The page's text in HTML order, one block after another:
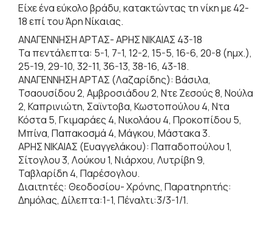
Είχε ένα εύκολο βράδυ, κατακτώντας τη νίκη με 42-
18 επί του Άρη Νίκαιας.
ΑΝΑΓΕΝΝΗΣΗ ΑΡΤΑΣ- ΑΡΗΣ ΝΙΚΑΙΑΣ 43-18
Τα πεντάλεπτα: 5-1, 7-1, 12-2, 15-5, 16-6, 20-8 (ημχ.),
25-19, 29-10, 32-11, 36-13, 38-16, 43-18.
ΑΝΑΓΕΝΝΗΣΗ ΑΡΤΑΣ (Λαζαρίδης): Βάσιλα,
Τσαουσίδου 2, Αμβροσιάδου 2, Ντε Ζεσούς 8, Νούλα
2, Καπρινιώτη, Σαϊντοβα, Κωστοπούλου 4, Ντα
Κόστα 5, Γκιμαράες 4, Νικολάου 4, Προκοπίδου 5,
Μπίνα, Παπακοσμά 4, Μάγκου, Μάστακα 3.
ΑΡΗΣ ΝΙΚΑΙΑΣ (Ευαγγελάκου): Παπαδοπούλου 1,
Σίτογλου 3, Λούκου 1, Νιάρχου, Λυτρίβη 9,
Ταβλαρίδη 4, Παρέσογλου.
Διαιτητές: Θεοδοσίου- Χρόνης, Παρατηρητής:
Δημόλας, Δίλεπτα:1-1, Πέναλτι:3/3-1/1.